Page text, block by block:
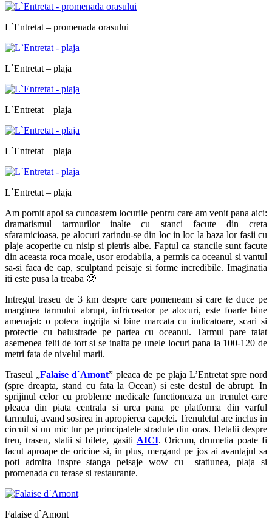
L`Entretat – promenada orasului
L`Entretat – plaja
L`Entretat – plaja
L`Entretat – plaja
L`Entretat – plaja
Am pornit apoi sa cunoastem locurile pentru care am venit pana aici:
dramatismul tarmurilor inalte cu stanci facute din creta
sfaramicioasa, pe alocuri zarindu-se din loc in loc la baza lor fasii cu
plaje acoperite cu nisip si pietris albe. Faptul ca stancile sunt facute
din aceasta roca moale, usor erodabila, a permis ca oceanul si vantul
sa-si faca de cap, sculptand peisaje si forme incredibile. Imaginatia
iti este pusa la treaba 🙂
Intregul traseu de 3 km despre care pomeneam si care te duce pe
marginea tarmului abrupt, infricosator pe alocuri, este foarte bine
amenajat: o poteca ingrijta si bine marcata cu indicatoare, scari si
protectie cu balustrade pe partea cu oceanul. Tarmul pare taiat
asemenea felii de tort si se inalta pe unele locuri pana la 100-120 de
metri fata de nivelul marii.
Traseul „Falaise d`Amont”pleaca de pe plaja L’Entretat spre nord
(spre dreapta, stand cu fata la Ocean) si este destul de abrupt. In
sprijinul celor cu probleme medicale functioneaza un trenulet care
pleaca din piata centrala si urca pana pe platforma din varful
tarmului, avand sosirea in apropierea capelei. Trenuletul are inclus in
circuit si un mic tur pe principalele stradute din oras. Detalii despre
tren, traseu, statii si bilete, gasiti AICI. Oricum, drumetia poate fi
facut aproape de oricine si, in plus, mergand pe jos ai avantajul sa
poti admira inspre stanga peisaje wow cu statiunea, plaja si
promenada cu terase si restaurante.
Falaise d`Amont